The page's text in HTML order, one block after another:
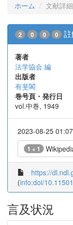
ホーム 文献詳細
2 0 0 0
著者
法学協会 編
出版者
有斐閣
巻号頁・発行日
vol.中巻, 1949
2023-08-25
1 + 1
https://
(info:doi/
言及状況